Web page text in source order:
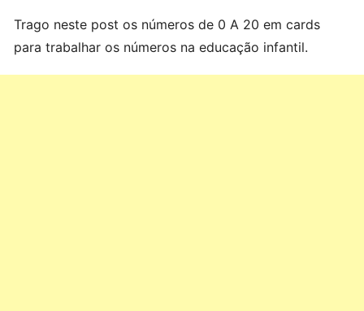
Trago neste post os números de 0 A 20 em cards
para trabalhar os números na educação infantil.